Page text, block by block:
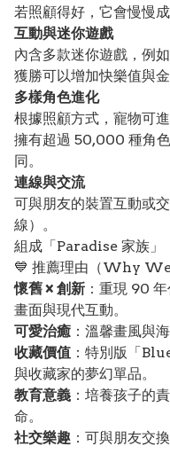
若照顧得好，它會慢慢成
互動與迷你遊戲
內含多款迷你遊戲，例
獲勝可以增加快樂值與
多樣角色進化
根據照顧方式，寵物可進
擁有超過 50,000 種角
同。
連線與交流
可與朋友的裝置互動或
線）。
組成「Paradise 家族」
💙 推薦理由（Why
懷舊 × 創新 ：重現 90
畫面與現代互動。
可愛治癒 ：溫馨畫風與
收藏價值 ：特別版「
與收藏家的夢幻單品。
教育意義 ：培養孩子的
命。
社交樂趣 ：可與朋友交